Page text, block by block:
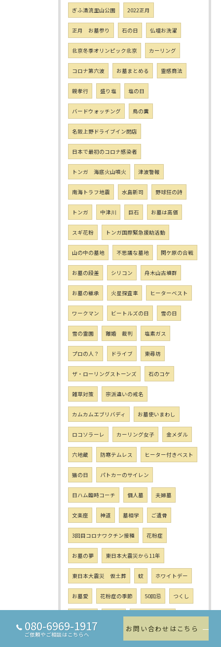
ぎふ清流里山公園 2022正月
正月 お墓参り 石の日 仏壇お洗濯
北京冬季オリンピック北京 カーリング
コロナ第六波 お墓まとめる 霊感商法
親孝行 盛り塩 塩の日
バードウォッチング 鳥の糞
名阪上野ドライブイン閉店
日本で最初のコロナ感染者
トンガ 海底火山噴火 津波警報
南海トラフ地震 水島新司 野球狂の詩
トンガ 中津川 巨石 お墓は高価
スギ花粉 トンガ国際緊急援助活動
山の中の墓地 不思議な墓地 関ケ原の合戦
お墓の段差 シリコン 舟木山古墳群
お墓の継承 火星探査車 ヒーターベスト
ワークマン ビートルズの日 雪の日
雪の霊園 離婚 裁判 塩素ガス
プロの人？ ドライブ 東尋坊
ザ・ローリングストーンズ 石のコケ
雑草対策 宗派違いの戒名
カムカムエブリバディ お墓使いまわし
ロコソラーレ カーリング女子 金メダル
六地蔵 防寒テムレス ヒーター付きベスト
猫の日 パトカーのサイレン
日ハム臨時コーチ 個人墓 夫婦墓
文楽座 神道 墓相学 ご遺骨
3回目コロナワクチン接種 花粉症
お墓の夢 東日本大震災から11年
東日本大震災 仮土葬 蚊 ホワイトデー
お墓愛 花粉症の季節 50回忌 つくし
石材表面の汚れ
100均グッズ
080-6969-1917
ご依頼やご相談はこちらへ
お問い合わせはこちら